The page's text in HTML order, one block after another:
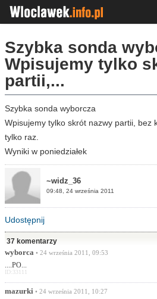
Szybka sonda
Wpisujemy tylko
partii,...
Szybka sonda wyborcza
Wpisujemy tylko skrót nazwy partii, bez
tylko raz.
Wyniki w poniedziałek
~widz_36
09:48, 24 września 2011
Udostępnij
37 komentarzy
wyborca • 24 września 2011, 09:53
....PO...
ID:33111
mazurki • 24 września 2011, 10:27